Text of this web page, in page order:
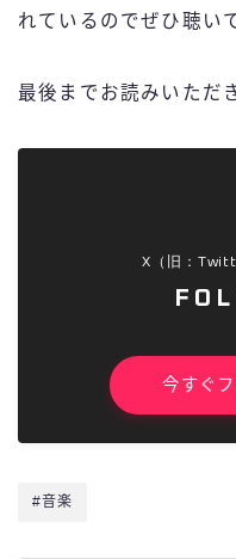
れているのでぜひ聴い
最後までお読みいただ
X（旧：
今すぐ
#音楽